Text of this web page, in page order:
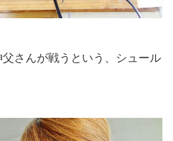
さんが戦うという、シュール